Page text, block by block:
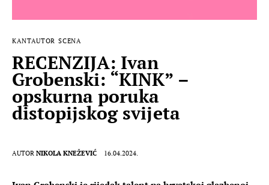
MUSIC BOX
KANTAUTOR SCENA
RECENZIJA: Ivan
Grobenski: “KINK” –
opskurna poruka
distopijskog svijeta
AUTOR NIKOLA KNEŽEVIĆ 16.04.2024.